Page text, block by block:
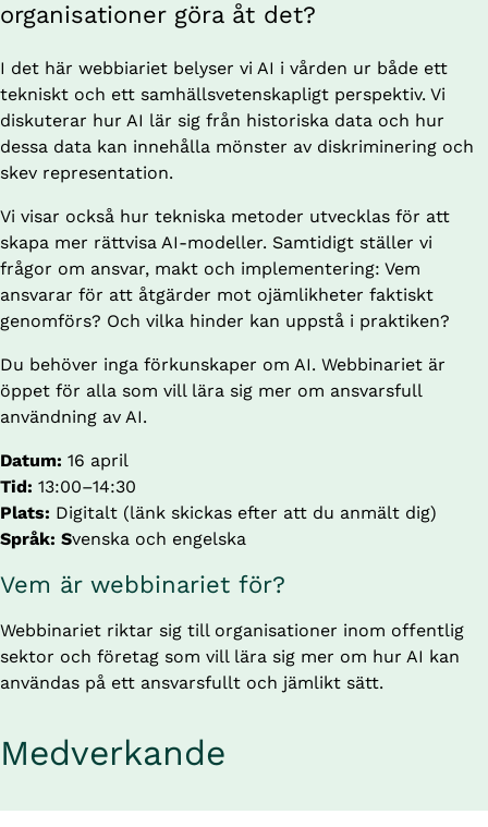
organisationer göra åt det?
I det här webbiariet belyser vi AI i vården ur både ett
tekniskt och ett samhällsvetenskapligt perspektiv. Vi
diskuterar hur AI lär sig från historiska data och hur
dessa data kan innehålla mönster av diskriminering och
skev representation.
Vi visar också hur tekniska metoder utvecklas för att
skapa mer rättvisa AI-modeller. Samtidigt ställer vi
frågor om ansvar, makt och implementering: Vem
ansvarar för att åtgärder mot ojämlikheter faktiskt
genomförs? Och vilka hinder kan uppstå i praktiken?
Du behöver inga förkunskaper om AI. Webbinariet är
öppet för alla som vill lära sig mer om ansvarsfull
användning av AI.
Datum: 16 april
Tid: 13:00–14:30
Plats: Digitalt (länk skickas efter att du anmält dig)
Språk: Svenska och engelska
Vem är webbinariet för?
Webbinariet riktar sig till organisationer inom offentlig
sektor och företag som vill lära sig mer om hur AI kan
användas på ett ansvarsfullt och jämlikt sätt.
Medverkande